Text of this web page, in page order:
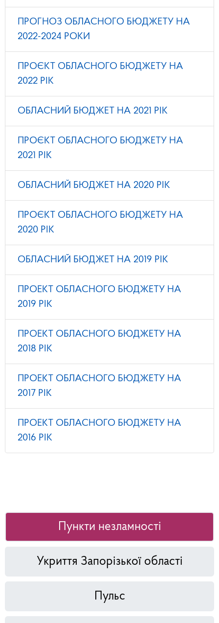
ПРОГНОЗ ОБЛАСНОГО БЮДЖЕТУ НА
2022-2024 РОКИ
ПРОЄКТ ОБЛАСНОГО БЮДЖЕТУ НА
2022 РІК
ОБЛАСНИЙ БЮДЖЕТ НА 2021 РІК
ПРОЄКТ ОБЛАСНОГО БЮДЖЕТУ НА
2021 РІК
ОБЛАСНИЙ БЮДЖЕТ НА 2020 РІК
ПРОЄКТ ОБЛАСНОГО БЮДЖЕТУ НА
2020 РІК
ОБЛАСНИЙ БЮДЖЕТ НА 2019 РІК
ПРОЕКТ ОБЛАСНОГО БЮДЖЕТУ НА
2019 РІК
ПРОЕКТ ОБЛАСНОГО БЮДЖЕТУ НА
2018 РІК
ПРОЕКТ ОБЛАСНОГО БЮДЖЕТУ НА
2017 РІК
ПРОЕКТ ОБЛАСНОГО БЮДЖЕТУ НА
2016 РІК
Пункти незламності
Укриття Запорізької області
Пульс